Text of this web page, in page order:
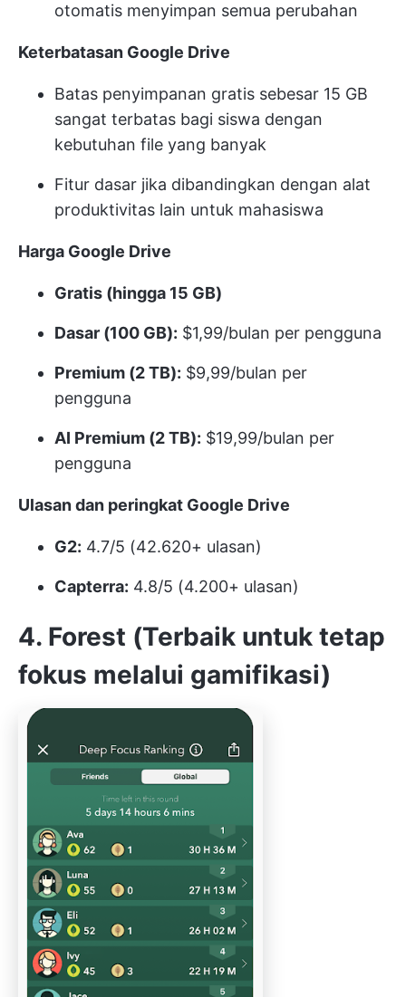
otomatis menyimpan semua perubahan
Keterbatasan Google Drive
Batas penyimpanan gratis sebesar 15 GB
sangat terbatas bagi siswa dengan
kebutuhan file yang banyak
Fitur dasar jika dibandingkan dengan alat
produktivitas lain untuk mahasiswa
Harga Google Drive
Gratis (hingga 15 GB)
Dasar (100 GB): $1,99/bulan per pengguna
Premium (2 TB): $9,99/bulan per
pengguna
AI Premium (2 TB): $19,99/bulan per
pengguna
Ulasan dan peringkat Google Drive
G2: 4.7/5 (42.620+ ulasan)
Capterra: 4.8/5 (4.200+ ulasan)
4. Forest (Terbaik untuk tetap
fokus melalui gamifikasi)